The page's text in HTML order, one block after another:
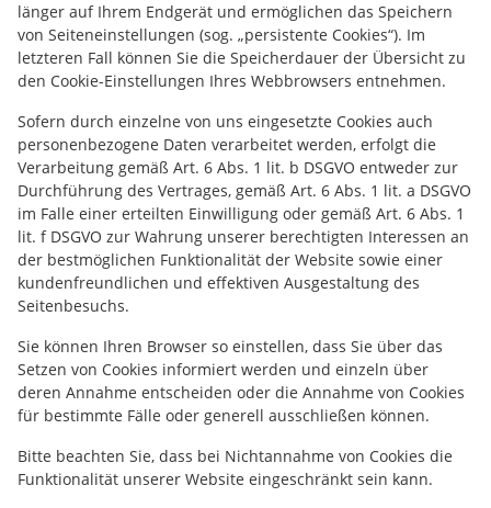
länger auf Ihrem Endgerät und ermöglichen das Speichern
von Seiteneinstellungen (sog. „persistente Cookies“). Im
letzteren Fall können Sie die Speicherdauer der Übersicht zu
den Cookie-Einstellungen Ihres Webbrowsers entnehmen.
Sofern durch einzelne von uns eingesetzte Cookies auch
personenbezogene Daten verarbeitet werden, erfolgt die
Verarbeitung gemäß Art. 6 Abs. 1 lit. b DSGVO entweder zur
Durchführung des Vertrages, gemäß Art. 6 Abs. 1 lit. a DSGVO
im Falle einer erteilten Einwilligung oder gemäß Art. 6 Abs. 1
lit. f DSGVO zur Wahrung unserer berechtigten Interessen an
der bestmöglichen Funktionalität der Website sowie einer
kundenfreundlichen und effektiven Ausgestaltung des
Seitenbesuchs.
Sie können Ihren Browser so einstellen, dass Sie über das
Setzen von Cookies informiert werden und einzeln über
deren Annahme entscheiden oder die Annahme von Cookies
für bestimmte Fälle oder generell ausschließen können.
Bitte beachten Sie, dass bei Nichtannahme von Cookies die
Funktionalität unserer Website eingeschränkt sein kann.